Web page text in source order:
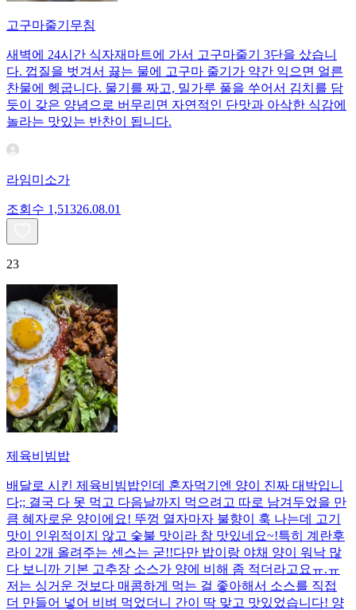
고구마줄기무침
새벽에 24시간 식자재마트에 가서 고구마줄기 3단을 샀습니
다. 껍질을 벗겨서 끓는 물에 고구마 줄기가 약간 익으면 얼른
찬물에 헹굽니다. 물기를 짜고, 밀가루 풀을 쑤어서 김치를 담
듯이 갖은 양념으로 버무리면 자연적인 단맛과 아삭한 식감에
놀라는 맛있는 반찬이 됩니다.
라임미소가
조회수 1,51326.08.01
23
제육비빔밥
배달로 시킨 제육비빔밥인데 혼자먹기엔 양이 진짜 대박입니
다;; 결국 다 못 먹고 다음날까지 먹으려고 따로 남겨두었을 만
큼 혜자로운 양이에요! 뚜껑 열자마자 불향이 훅 나는데 고기
맛이 인위적이지 않고 숯불 맛이라 참 맛있네요~!특히 계란후
라이 2개 올려주는 센스는 굳!! ​다만 밥이랑 야채 양이 워낙 많
다 보니까 기본 고추장 소스가 양에 비해 좀 적더라고요ㅠ.ㅠ
저는 싱거운 것보다 매콤하게 먹는 걸 좋아해서 소스를 직접
더 만들어 넣어 비벼 먹었더니 간이 딱 맞고 맛있었습니다! 양